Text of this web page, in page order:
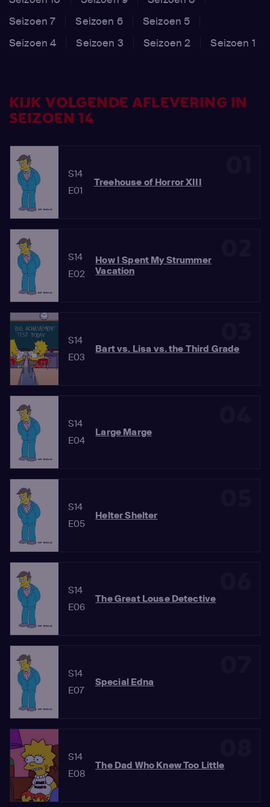
Seizoen 7
Seizoen 6
Seizoen 5
Seizoen 4
Seizoen 3 Seizoen 2 Seizoen 1
KIJK VOLGENDE AFLEVERING IN
SEIZOEN 14
S14
E01
Treehouse of Horror XIII
S14
E02
How I Spent My Strummer
Vacation
S14
E03
Bart vs. Lisa vs. the Third Grade
S14
E04
Large Marge
S14
E05
Helter Shelter
S14
E06
The Great Louse Detective
S14
E07
Special Edna
S14
E08
The Dad Who Knew Too Little